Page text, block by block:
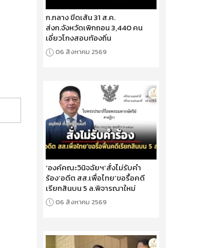
ก.กลาง ขีดเส้น 31 ส.ค.
ส่งก.จังหวัดเพิกถอน 3,440 คน
เอี่ยวโกงสอบท้องถิ่น
06 สิงหาคม 2569
‘องค์คณะวินิจฉัยฯ’สั่งไม่รับคำ
ร้อง‘อดีต สส.เพื่อไทย’ขอรื้อคดี
เรียกสินบน 5 ล.พิจารณาใหม่
06 สิงหาคม 2569